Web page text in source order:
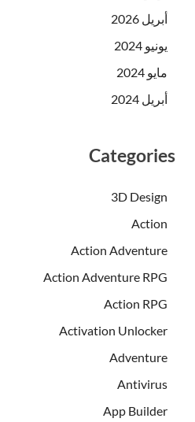
أبريل 2026
يونيو 2024
مايو 2024
أبريل 2024
Categories
3D Design
Action
Action Adventure
Action Adventure RPG
Action RPG
Activation Unlocker
Adventure
Antivirus
App Builder